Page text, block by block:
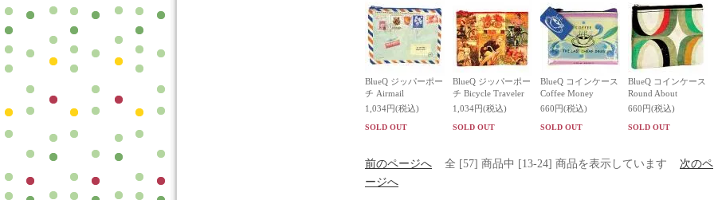
BlueQ ジッパーポー
チ Airmail
1,034円(税込)
SOLD OUT
BlueQ ジッパーポー
チ Bicycle Traveler
1,034円(税込)
SOLD OUT
BlueQ コインケース
Coffee Money
660円(税込)
SOLD OUT
BlueQ コインケース
Round About
660円(税込)
SOLD OUT
前のページへ 全 [57] 商品中 [13-24] 商品を表示しています 次のペ
ージへ